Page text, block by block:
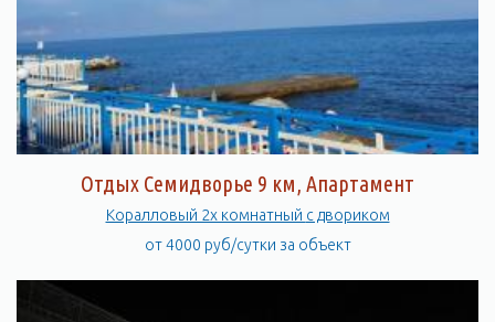
Отдых Семидворье 9 км, Апартамент
Коралловый 2х комнатный с двориком
от 4000 руб/сутки за объект